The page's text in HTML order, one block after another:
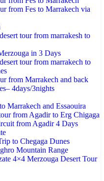
from Fes to Marrakech via
tour from marrakesh to
in 3 Days
tour from marrakech to
from Marrakech and back
4days/3nights
Marrakech and Essaouira
from Agadir to Erg Chigaga
from Agadir 4 Days
to Chegaga Dunes
Mountain Range
4×4 Merzouga Desert Tour